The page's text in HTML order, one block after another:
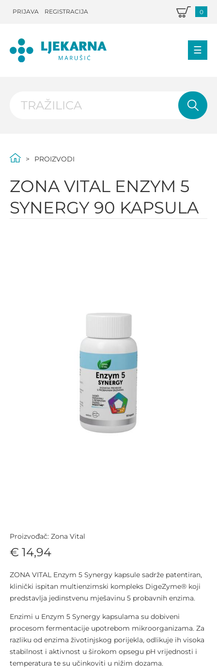
PRIJAVA REGISTRACIJA 0
PROIZVODI
ZONA VITAL ENZYM 5
SYNERGY 90 KAPSULA
Proizvođač: Zona Vital
€ 14,94
ZONA VITAL Enzym 5 Synergy kapsule sadrže patentiran,
klinički ispitan multienzimski kompleks DigeZyme® koji
predstavlja jedinstvenu mješavinu 5 probavnih enzima.
Enzimi u Enzym 5 Synergy kapsulama su dobiveni
procesom fermentacije upotrebom mikroorganizama. Za
razliku od enzima životinjskog porijekla, odlikuje ih visoka
stabilnost i aktivnost u širokom opsegu pH vrijednosti i
temperatura te su učinkoviti u nižim dozama.